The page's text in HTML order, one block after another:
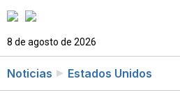
8 de agosto de 2026
Noticias Estados Unidos